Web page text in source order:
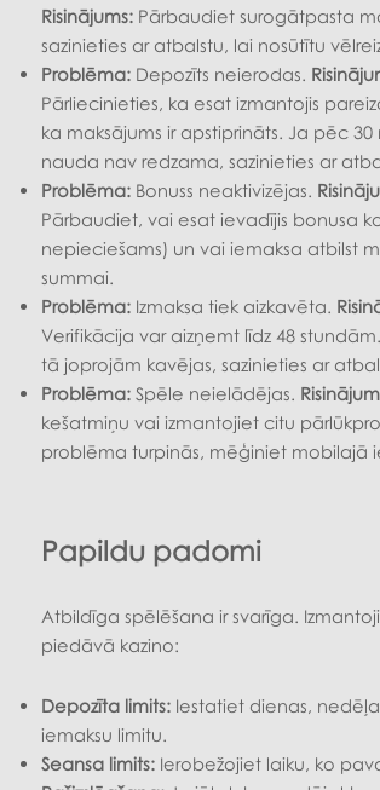
Risinājums: Pārbaudiet surogātpasta
sazinieties ar atbalstu, lai nosūtītu
Problēma: Depozīts neierodas.
Pārliecinieties, ka esat izmantojis
ka maksājums ir apstiprināts. Ja pēc
nauda nav redzama, sazinieties ar
Problēma: Bonuss neaktivizējas.
Pārbaudiet, vai esat ievadījis bonusa
nepieciešams) un vai iemaksa atbilst
summai.
Problēma: Izmaksa tiek aizkavēta.
Verifikācija var aizņemt līdz 48
tā joprojām kavējas, sazinieties ar
Problēma: Spēle neielādējas.
kešatmiņu vai izmantojiet citu
problēma turpinās, mēģiniet mobilajā
Papildu padomi
Atbildīga spēlēšana ir svarīga.
piedāvā kazino:
Depozīta limits: Iestatiet dienas,
iemaksu limitu.
Seansa limits: Ierobežojiet laiku, ko